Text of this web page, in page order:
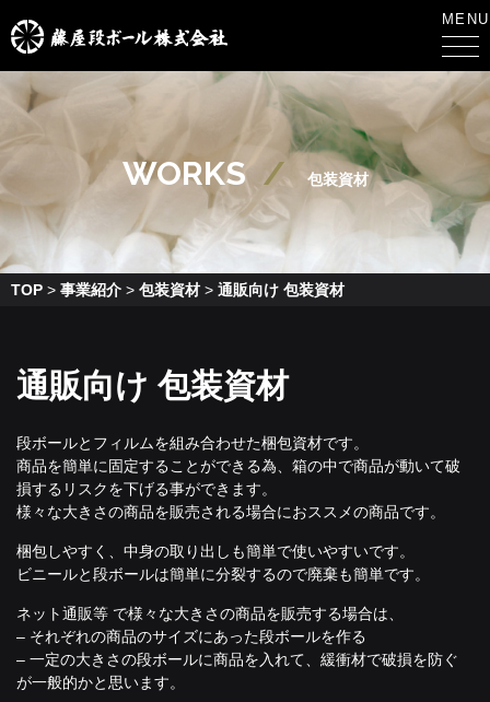
MENU
WORKS 包装資材
TOP > 事業紹介 > 包装資材 > 通販向け 包装資材
通販向け 包装資材
段ボールとフィルムを組み合わせた梱包資材です。
商品を簡単に固定することができる為、箱の中で商品が動いて破
損するリスクを下げる事ができます。
様々な大きさの商品を販売される場合におススメの商品です。
梱包しやすく、中身の取り出しも簡単で使いやすいです。
ビニールと段ボールは簡単に分裂するので廃棄も簡単です。
ネット通販等 で様々な大きさの商品を販売する場合は、
– それぞれの商品のサイズにあった段ボールを作る
– 一定の大きさの段ボールに商品を入れて、緩衝材で破損を防ぐ
が一般的かと思います。